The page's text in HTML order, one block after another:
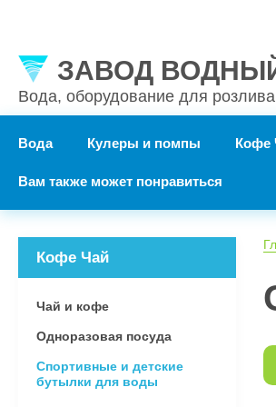
ЗАВОД
Вода, оборудование для
Вода Кулеры и помпы Кофе
Вам также может понравиться
Кофе Чай
Чай и кофе
Одноразовая посуда
Спортивные и детские
бутылки для воды